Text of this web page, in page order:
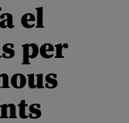
el
per